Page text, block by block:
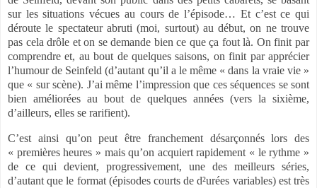
sur les situations vécues au cours de l’épisode… Et c’est ce qui
déroute le spectateur abruti (moi, surtout) au début, on ne trouve
pas cela drôle et on se demande bien ce que ça fout là. On finit par
comprendre et, au bout de quelques saisons, on finit par apprécier
l’humour de Seinfeld (d’autant qu’il a le même « dans la vraie vie »
que « sur scène). J’ai même l’impression que ces séquences se sont
bien améliorées au bout de quelques années (vers la sixième,
d’ailleurs, elles se rarifient).
C’est ainsi qu’on peut être franchement désarçonnés lors des
« premières heures » mais qu’on acquiert rapidement « le rythme »
de ce qui devient, progressivement, une des meilleurs séries,
d’autant que le format (épisodes courts de d²urées variables) est très